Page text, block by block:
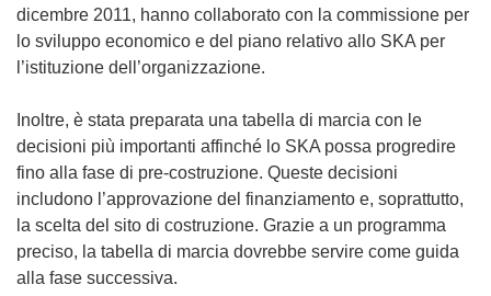
dicembre 2011, hanno collaborato con la commissione per
lo sviluppo economico e del piano relativo allo SKA per
l’istituzione dell’organizzazione.
Inoltre, è stata preparata una tabella di marcia con le
decisioni più importanti affinché lo SKA possa progredire
fino alla fase di pre-costruzione. Queste decisioni
includono l’approvazione del finanziamento e, soprattutto,
la scelta del sito di costruzione. Grazie a un programma
preciso, la tabella di marcia dovrebbe servire come guida
alla fase successiva.